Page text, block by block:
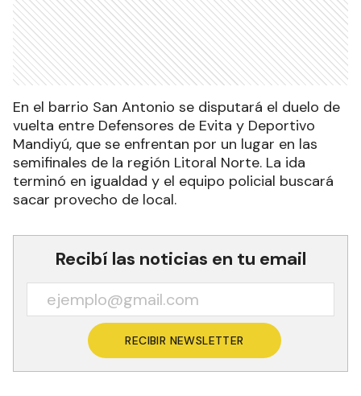
En el barrio San Antonio se disputará el duelo de
vuelta entre Defensores de Evita y Deportivo
Mandiyú, que se enfrentan por un lugar en las
semifinales de la región Litoral Norte. La ida
terminó en igualdad y el equipo policial buscará
sacar provecho de local.
Recibí las noticias en tu email
RECIBIR NEWSLETTER